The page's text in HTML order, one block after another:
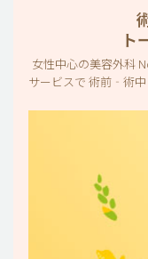
ト
女性中心の美容外科
サービスで 術前‐術